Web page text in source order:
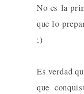
No es la
que lo
;)
Es verdad
que